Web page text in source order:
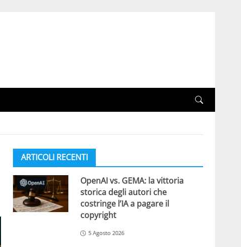
ARTICOLI RECENTI
OpenAI vs. GEMA: la vittoria
storica degli autori che
costringe l’IA a pagare il
copyright
5 Agosto 2026